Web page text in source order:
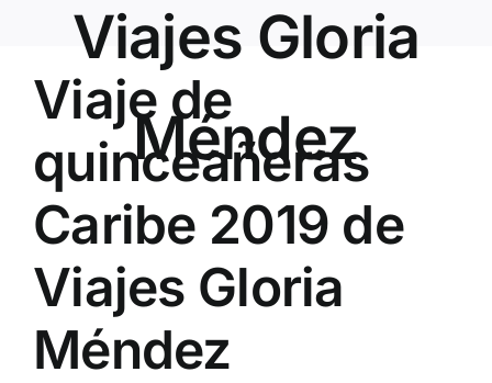
Viajes Gloria
Méndez
Viaje de
quinceañeras
Caribe 2019 de
Viajes Gloria
Méndez